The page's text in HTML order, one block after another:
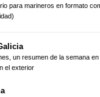
para marineros en formato
un resumen de la semana
el exterior